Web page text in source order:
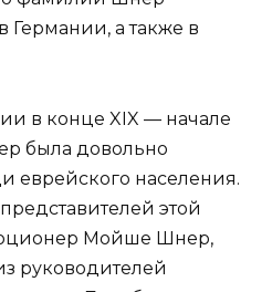
Германии, а также в
в конце XIX — начале
была довольно
еврейского населения.
этой
Мойше Шнер,
руководителей